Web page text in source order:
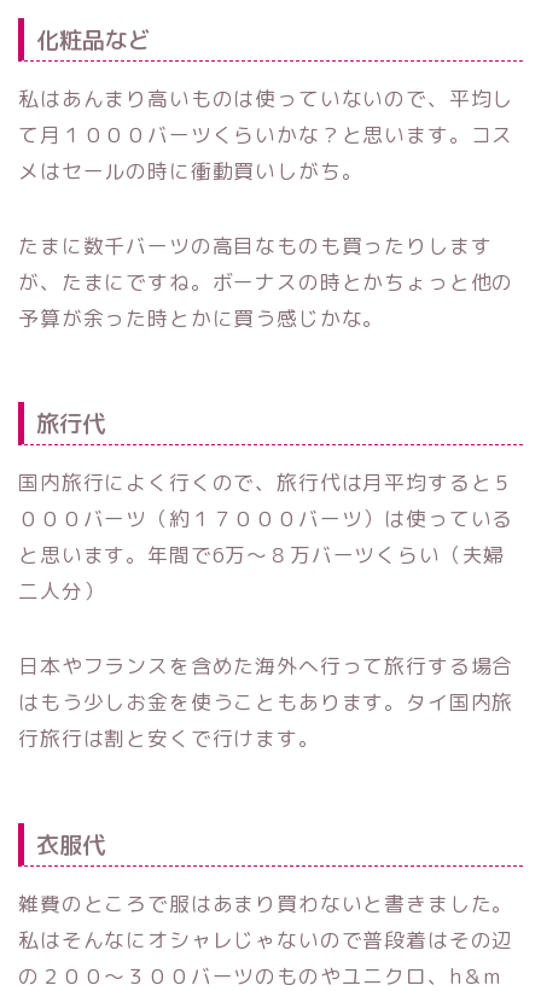
化粧品など
私はあんまり高いものは使っていないので、平均し
て月１０００バーツくらいかな？と思います。コス
メはセールの時に衝動買いしがち。
たまに数千バーツの高目なものも買ったりします
が、たまにですね。ボーナスの時とかちょっと他の
予算が余った時とかに買う感じかな。
旅行代
国内旅行によく行くので、旅行代は月平均すると５
０００バーツ（約１７０００バーツ）は使っている
と思います。年間で6万〜８万バーツくらい（夫婦
二人分）
日本やフランスを含めた海外へ行って旅行する場合
はもう少しお金を使うこともあります。タイ国内旅
行旅行は割と安くで行けます。
衣服代
雑費のところで服はあまり買わないと書きました。
私はそんなにオシャレじゃないので普段着はその辺
の２００〜３００バーツのものやユニクロ、h＆m